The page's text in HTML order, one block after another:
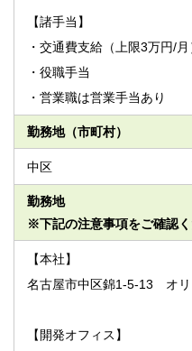
【諸手当】
・交通費支給（上限3万円/月
・役職手当
・営業職は営業手当あり
勤務地（市町村）
中区
勤務地
※下記の注意事項をご確認く
【本社】
名古屋市中区錦1-5-13 オリ
【開発オフィス】